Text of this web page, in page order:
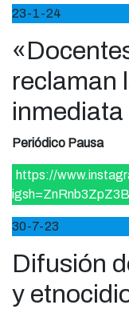
23-1-24
reclaman
Periódico Pausa
https://
30-7-23
Difusión
y